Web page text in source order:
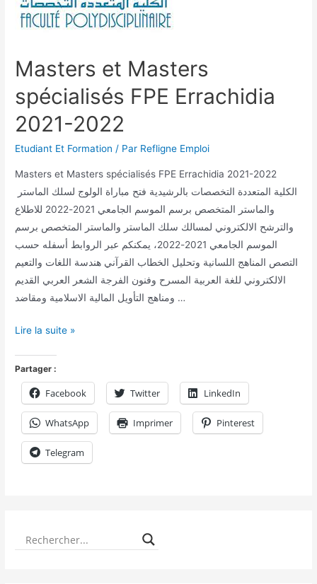
Masters et Masters
spécialisés FPE Errachidia
2021-2022
Etudiant Et Formation / Par Refligne Emploi
Masters et Masters spécialisés FPE Errachidia 2021-2022
والماستر المتخصص برسم الموسم الجامعي 2021-2022 للاطلاع
والترشح الالكتروني لمسالك سلك الماستر والماستر المتخصص برسم
الموسم الجامعي 2021-2022، يمكنكم عبر الروابط أسفله حسب
التصص المناهج اللسانية وتحليل الخطاب القرآني هندسة اللغات والتعيم
الالكتروني للغة العربية المسرح وفنون الفرجة الشعر العربي القديم
ومناهج التأويل المالية الاسلامية ومقاضد …
Lire la suite »
Partager :
Facebook Twitter LinkedIn
WhatsApp Imprimer Pinterest
Telegram